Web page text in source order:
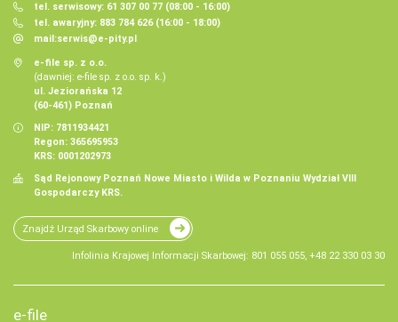
tel. serwisowy: 61 307 00 77 (08:00 - 16:00)
tel. awaryjny: 883 784 626 (16:00 - 18:00)
mail:serwis@e-pity.pl
e-file sp. z o.o.
(dawniej: e-file sp. z o.o. sp. k.)
ul. Jeziorańska 12
(60-461) Poznań
NIP: 7811934421
Regon: 365695953
KRS: 0001202973
Sąd Rejonowy Poznań Nowe Miasto i Wilda w Poznaniu Wydział VIII
Gospodarczy KRS.
Znajdź Urząd Skarbowy online
Infolinia Krajowej Informacji Skarbowej: 801 055 055, +48 22 330 03 30
e-file